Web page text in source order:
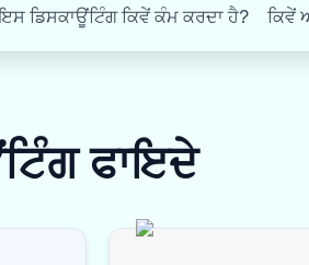
ਡਿਸਕਾਊਂਟਿੰਗ ਕਿਵੇਂ ਕੰਮ ਕਰਦਾ ਹੈ? ਕਿਵੇਂ
ਫਾਇਦੇ